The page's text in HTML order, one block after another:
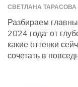
СВЕТЛАНА ТАРАСОВА
Разбираем
2024 года: от
какие оттенки
сочетать в